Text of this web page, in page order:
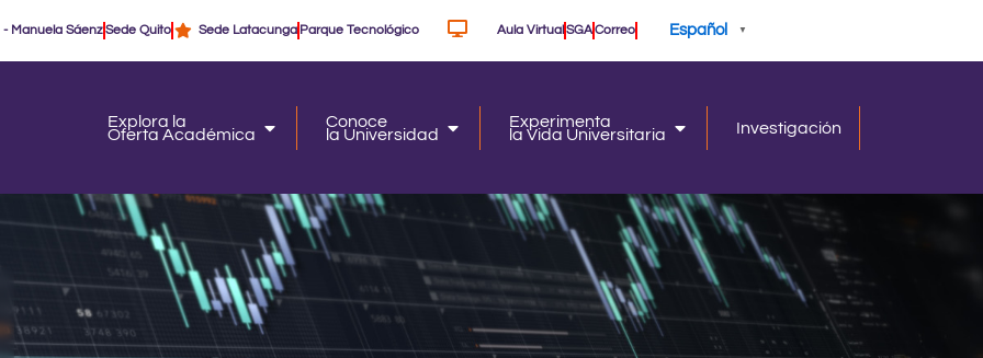
Manuela SáenzSede Quito Sede Latacunga Parque Tecnológico Aula VirtualSGACorreo Español ▼
Explora la
Oferta Académica
Open Explora la
Oferta Académica
Conoce
la Universidad
Open Conoce
la Universidad
Experimenta
la Vida Universitaria Investigación